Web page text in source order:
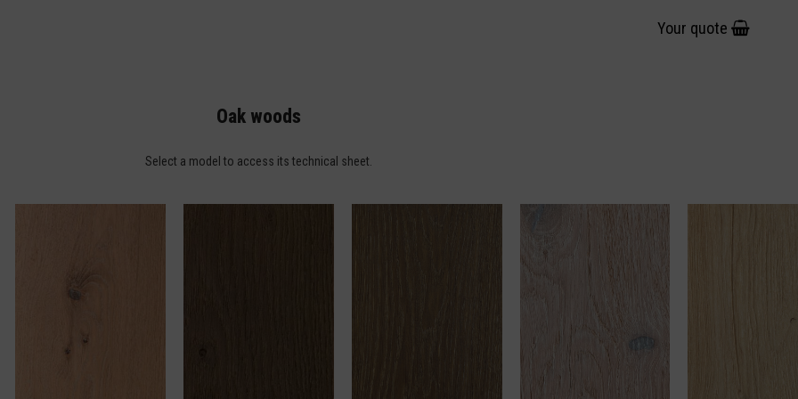
Your quote
Oak woods
Select a model to access its technical sheet.